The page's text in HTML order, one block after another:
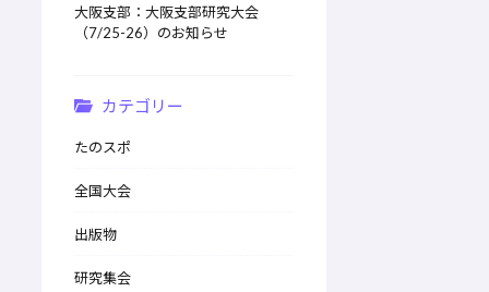
大阪支部：大阪支部研究大会
（7/25-26）のお知らせ
カテゴリー
たのスポ
全国大会
出版物
研究集会